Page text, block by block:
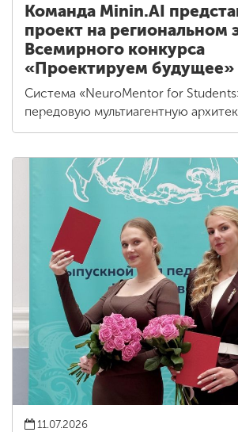
Команда Minin.AI
проект на региональном
Всемирного конкурса
«Проектируем будущее»
Система «NeuroMentor for
передовую мультиагентную
11.07.2026